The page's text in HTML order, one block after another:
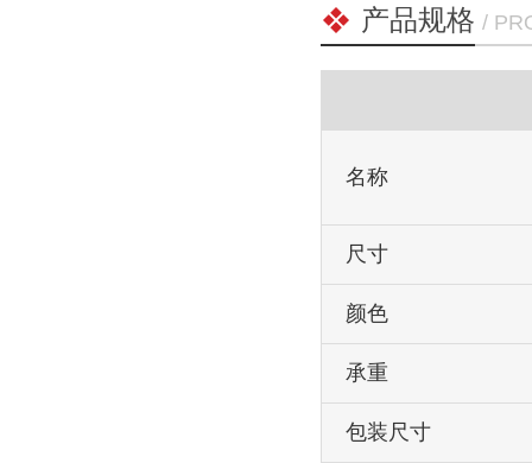
产品规格 /
名称
尺寸
颜色
承重
包装尺寸